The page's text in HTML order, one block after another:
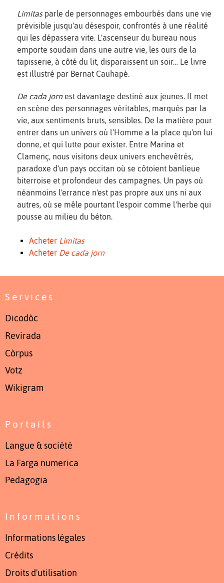
Limitasparle de personnages embourbés dans une vie
prévisible jusqu'au désespoir, confrontés à une réalité
qui les dépassera vite. L'ascenseur du bureau nous
emporte soudain dans une autre vie, les ours de la
tapisserie, à côté du lit, disparaissent un soir… Le livre
est illustré par Bernat Cauhapè.
De cada jornest davantage destiné aux jeunes. Il met
en scène des personnages véritables, marqués par la
vie, aux sentiments bruts, sensibles. De la matière pour
entrer dans un univers où l'Homme a la place qu'on lui
donne, et qui lutte pour exister. Entre Marina et
Clamenç, nous visitons deux univers enchevêtrés,
paradoxe d'un pays occitan où se côtoient banlieue
biterroise et profondeur des campagnes. Un pays où
néanmoins l'errance n'est pas propre aux uns ni aux
autres, où se mêle pourtant l'espoir comme l'herbe qui
pousse au milieu du béton.
Acheter Limitas
Acheter De cada jorn
Services
Dicodòc
Revirada
Còrpus
Votz
Wikigram
Portails
Langue & société
La Farga numerica
Pedagogia
Informations
Informations légales
Crédits
Droits d'utilisation